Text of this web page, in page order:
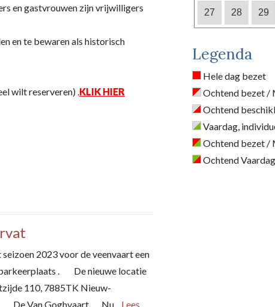
en gastvrouwen zijn vrijwilligers
en te bewaren als historisch
wilt reserveren) .KLIK HIER
2023 voor de veenvaart een
. De nieuwe locatie
110, 7885TK Nieuw-
De Van Goghvaart. Nu... Lees
27 28 29
Legenda
Hele dag bezet
Ochtend bezet /
Ochtend
Vaardag,
Ochtend bezet /
Ochtend